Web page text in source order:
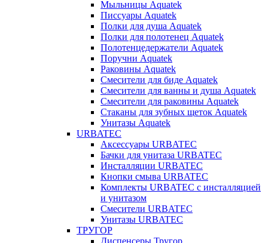
Мыльницы Aquatek
Писсуары Aquatek
Полки для душа Aquatek
Полки для полотенец Aquatek
Полотенцедержатели Aquatek
Поручни Aquatek
Раковины Aquatek
Смесители для биде Aquatek
Смесители для ванны и душа Aquatek
Смесители для раковины Aquatek
Стаканы для зубных щеток Aquatek
Унитазы Aquatek
URBATEC
Аксессуары URBATEC
Бачки для унитаза URBATEC
Инсталляции URBATEC
Кнопки смыва URBATEC
Комплекты URBATEC с инсталляцией
и унитазом
Смесители URBATEC
Унитазы URBATEC
ТРУГОР
Диспенсеры Тругор